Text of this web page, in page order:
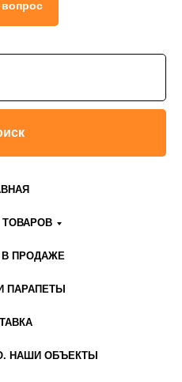
ТОВАРОВ
ПРОДАЖЕ
ПАРАПЕТЫ
НАШИ ОБЪЕКТЫ